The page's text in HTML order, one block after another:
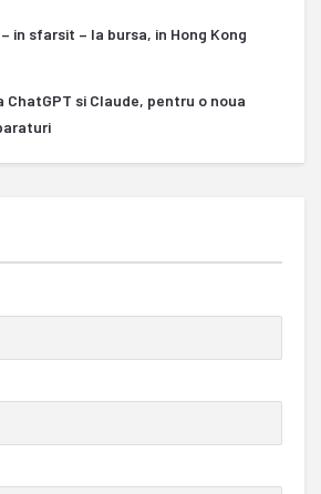
in sfarsit – la bursa, in Hong Kong
ChatGPT si Claude, pentru o noua